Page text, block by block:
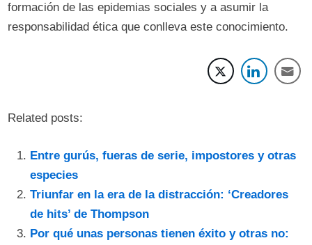
formación de las epidemias sociales y a asumir la
responsabilidad ética que conlleva este conocimiento.
Related posts:
Entre gurús, fueras de serie, impostores y otras
especies
Triunfar en la era de la distracción: ‘Creadores
de hits’ de Thompson
Por qué unas personas tienen éxito y otras no: